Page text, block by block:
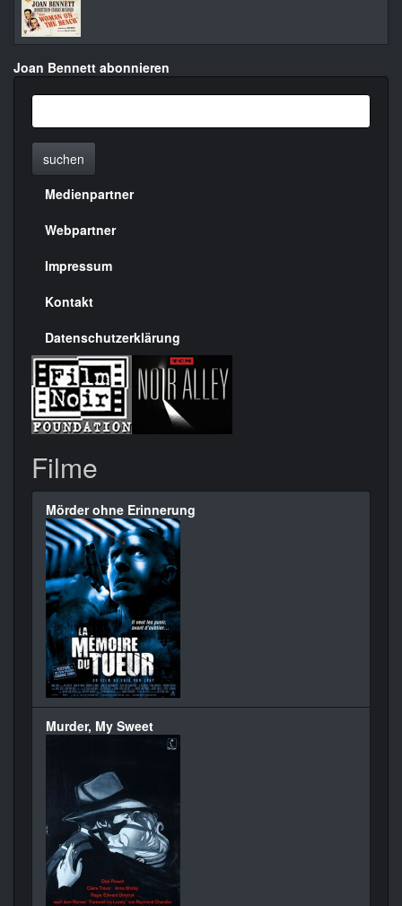
Joan Bennett abonnieren
suchen
Menülinks
rechte
Seite
Medienpartner
Webpartner
Impressum
Kontakt
Datenschutzerklärung
Filme
Mörder ohne Erinnerung
Murder, My Sweet